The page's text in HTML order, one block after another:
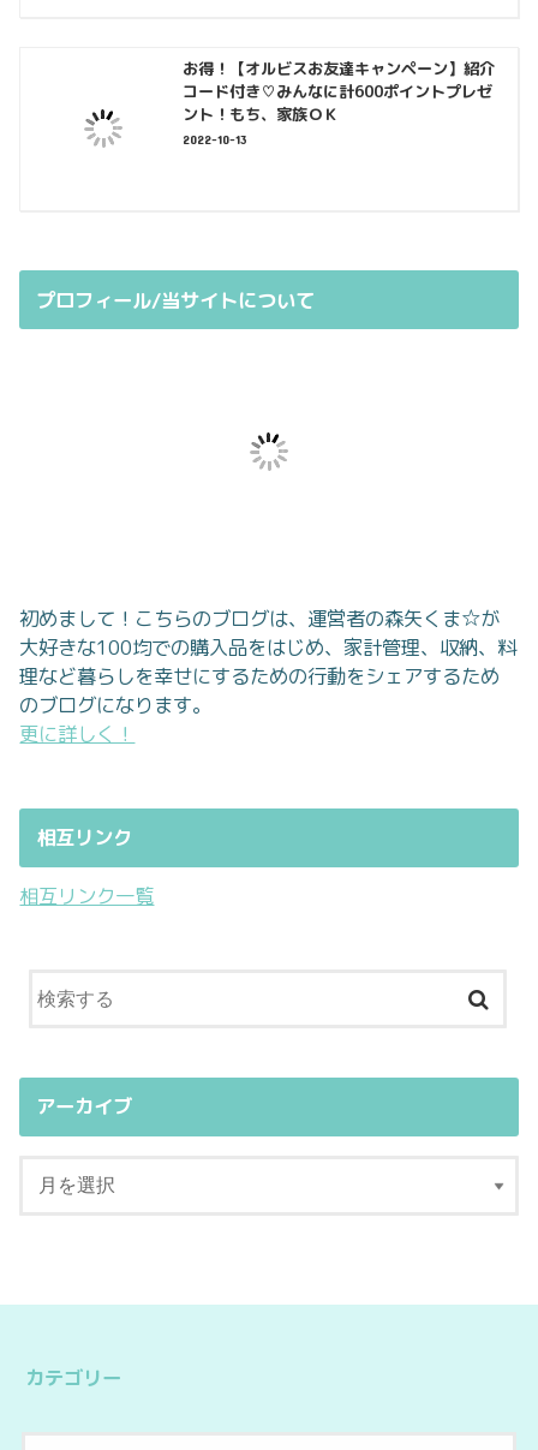
お得！【オルビスお友達キャンペーン】紹介
コード付き♡みんなに計600ポイントプレゼ
ント！もち、家族ＯＫ
2022-10-13
プロフィール/当サイトについて
初めまして！こちらのブログは、運営者の森矢くま☆が
大好きな100均での購入品をはじめ、家計管理、収納、料
理など暮らしを幸せにするための行動をシェアするため
のブログになります。
更に詳しく！
相互リンク
相互リンク一覧
アーカイブ
カテゴリー